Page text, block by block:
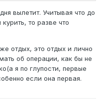
вылетит. Учитывая что до
то разве что
отдых, это отдых и лично
об операции, как бы не
я по глупости, первые
если она первая.